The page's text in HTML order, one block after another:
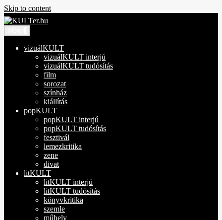
Skip to content
KULTer.hu
vizuálKULT
vizuálKULT interjú
vizuálKULT tudósítás
film
sorozat
színház
kiállítás
popKULT
popKULT interjú
popKULT tudósítás
fesztivál
lemezkritika
zene
divat
litKULT
litKULT interjú
litKULT tudósítás
könyvkritika
szemle
műhely